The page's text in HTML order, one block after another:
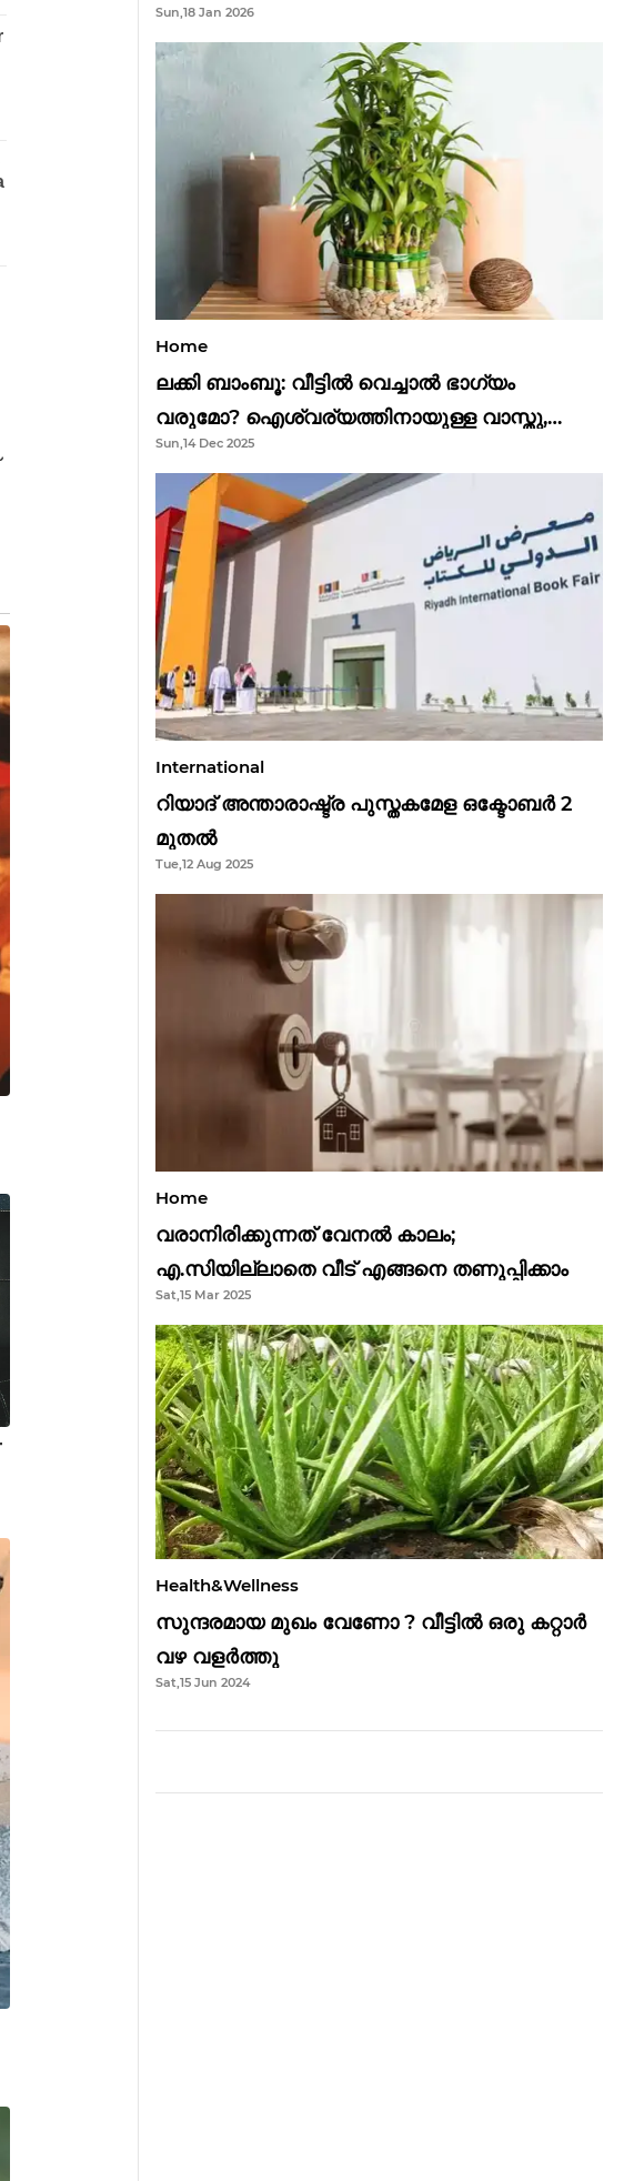
Sun,18 Jan 2026
Home
ലക്കി ബാംബൂ: വീട്ടിൽ വെച്ചാൽ ഭാഗ്യം
വരുമോ? ഐശ്വര്യത്തിനായുള്ള വാസ്തു,
ഫെങ് ഷൂയി വിശ്വാസങ്ങൾ
Sun,14 Dec 2025
International
റിയാദ് അന്താരാഷ്ട്ര പുസ്തകമേള ഒക്ടോബർ 2
മുതൽ
Tue,12 Aug 2025
Home
വരാനിരിക്കുന്നത് വേനൽ കാലം;
എ.സിയില്ലാതെ വീട് എങ്ങനെ തണുപ്പിക്കാം
Sat,15 Mar 2025
Health&Wellness
സുന്ദരമായ മുഖം വേണോ ? വീട്ടിൽ ഒരു കറ്റാർ
വഴ വളർത്തു
Sat,15 Jun 2024